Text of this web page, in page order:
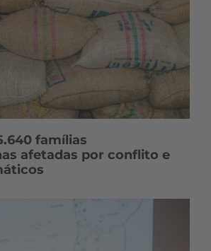
famílias
afetadas por conflito e